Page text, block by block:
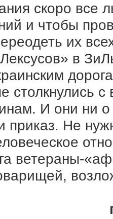
скоро все
и чтобы
их
в
столкнулись
И они ни
приказ. Не
ветераны-